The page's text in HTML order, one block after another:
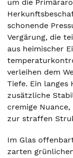
um die
schonende
Vergärung, die
aus heimischer
verleihen dem
Tiefe. Ein langes
zusätzliche
cremige
zur straffen
Im Glas
zarten